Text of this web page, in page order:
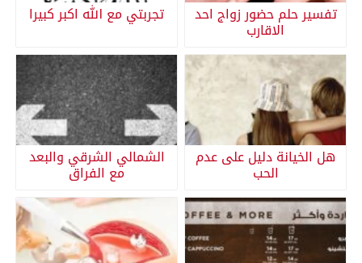
تفسير حلم حضور زواج احد
الاقارب
تجربتي مع الله اكبر كبيرا
هل الخيانة دليل على عدم
الحب
الشمالي الشرقي والبعد
مع الفراق